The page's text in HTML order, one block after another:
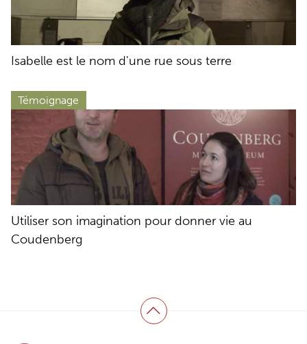
Isabelle est le nom d'une rue sous terre
Témoignage
Utiliser son imagination pour donner vie au
Coudenberg
Haut de page